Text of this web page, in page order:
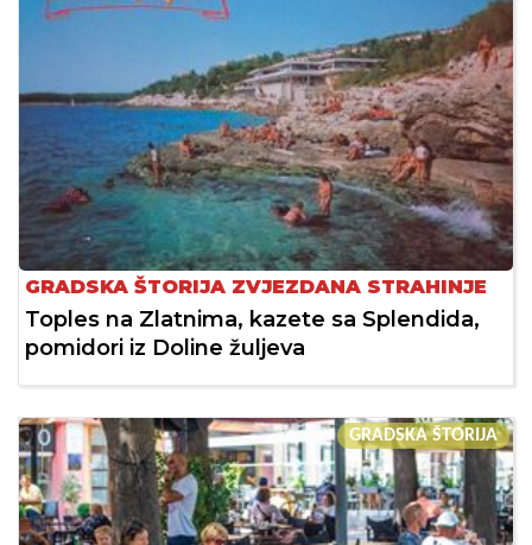
GRADSKA ŠTORIJA ZVJEZDANA STRAHINJE
Toples na Zlatnima, kazete sa Splendida,
pomidori iz Doline žuljeva
GRADSKA ŠTORIJA